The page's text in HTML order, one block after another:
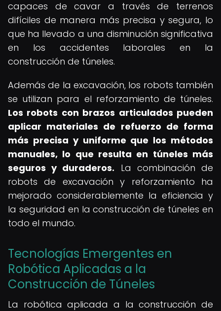
capaces de cavar a través de terrenos
difíciles de manera más precisa y segura, lo
que ha llevado a una disminución significativa
en los accidentes laborales en la
construcción de túneles.
Además de la excavación, los robots también
se utilizan para el reforzamiento de túneles.
Los robots con brazos articulados pueden
aplicar materiales de refuerzo de forma
más precisa y uniforme que los métodos
manuales, lo que resulta en túneles más
seguros y duraderos. La combinación de
robots de excavación y reforzamiento ha
mejorado considerablemente la eficiencia y
la seguridad en la construcción de túneles en
todo el mundo.
Tecnologías Emergentes en
Robótica Aplicadas a la
Construcción de Túneles
La robótica aplicada a la construcción de